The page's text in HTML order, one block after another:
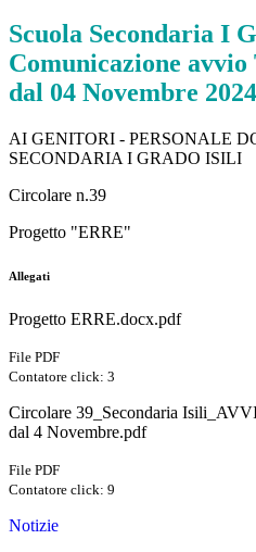
Scuola Secondaria I
Comunicazione
dal 04 Novembre 2024
AI GENITORI - PERSONALE
SECONDARIA I GRADO ISILI
Circolare n.39
Progetto "ERRE"
Allegati
Progetto ERRE.docx.pdf
File PDF
Contatore click: 3
Circolare 39_Secondaria
dal 4 Novembre.pdf
File PDF
Contatore click: 9
Notizie